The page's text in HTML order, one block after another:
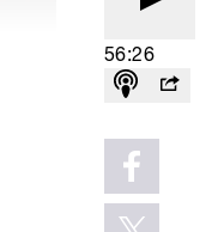
56:26